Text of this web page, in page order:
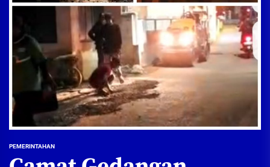
PEMERINTAHAN